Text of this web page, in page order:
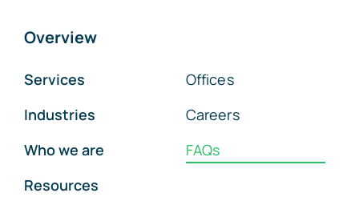
Overview
Services
Industries
Who we are
Resources
Offices
Careers
FAQs